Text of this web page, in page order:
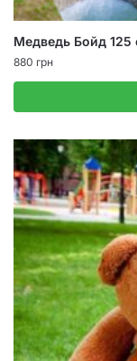
Медведь Бойд 125
880 грн